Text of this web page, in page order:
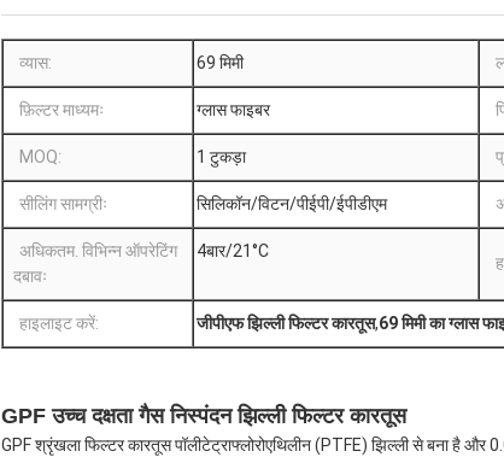
व्यास: 69 मिमी
फ़िल्टर माध्यमः ग्लास फाइबर
MOQ: 1 टुकड़ा
सीलिंग सामग्रीः सिलिकॉन/विटन/पीईपी/ईपीडीएम
अधिकतम. विभिन्न ऑपरेटिंग
दबावः
4बार/21°C
हाइलाइट करें: जीपीएफ झिल्ली फिल्टर कारतूस,69 मिमी का ग्लास
GPF उच्च दक्षता गैस निस्पंदन झिल्ली फिल्टर कारतूस
GPF श्रृंखला फिल्टर कारतूस पॉलीटेट्राफ्लोरोएथिलीन (PTFE) झिल्ली से बना है